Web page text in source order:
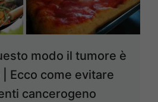
modo il tumore è
| Ecco come evitare
cancerogeno